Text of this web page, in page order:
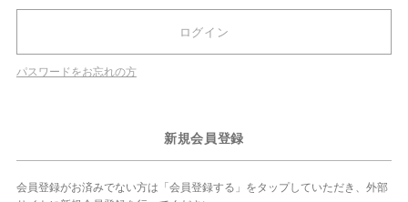
ログイン
パスワードをお忘れの方
新規会員登録
会員登録がお済みでない方は「会員登録する」をタップしていただき、外部